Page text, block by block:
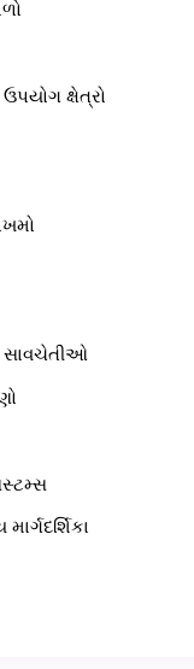
ક્ષેત્રો
સાવચેતીઓ